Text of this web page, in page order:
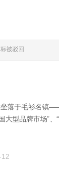
被驳回
落于毛衫名镇
大型品牌市场”